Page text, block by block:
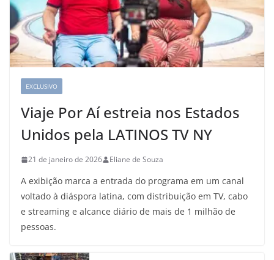
EXCLUSIVO
Viaje Por Aí estreia nos Estados
Unidos pela LATINOS TV NY
21 de janeiro de 2026 Eliane de Souza
A exibição marca a entrada do programa em um canal
voltado à diáspora latina, com distribuição em TV, cabo
e streaming e alcance diário de mais de 1 milhão de
pessoas.